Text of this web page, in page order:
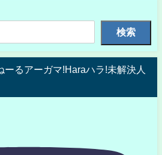
検索
ーるアーガマ!Haraハラ!未解決人